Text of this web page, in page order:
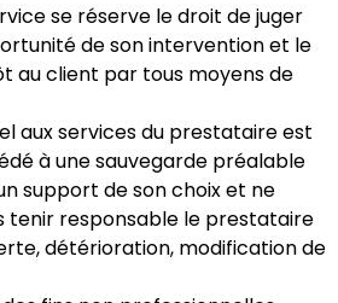
se réserve le droit de juger
de son intervention et le
au client par tous moyens de
aux services du prestataire est
à une sauvegarde préalable
support de son choix et ne
tenir responsable le prestataire
détérioration, modification de